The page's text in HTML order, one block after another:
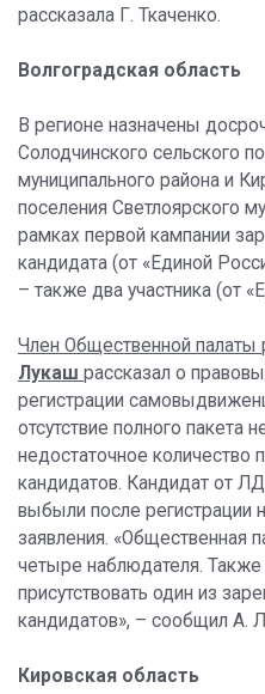
рассказала Г. Ткаченко.
Волгоградская область
В регионе назначены
Солодчинского сельского
муниципального района и
поселения Светлоярского
рамках первой кампании
кандидата (от «Единой
– также два участника (от
Член Общественной палаты
Лукаш рассказал о
регистрации
отсутствие полного пакета
недостаточное количество
кандидатов. Кандидат от
выбыли после регистрации
заявления. «Общественная
четыре наблюдателя. Также
присутствовать один из
кандидатов», – сообщил А.
Кировская область